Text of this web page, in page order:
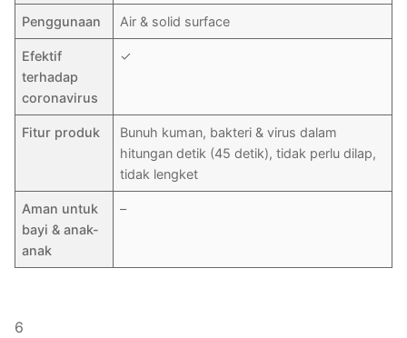
Penggunaan Air & solid surface
Efektif
terhadap
coronavirus
✓
Fitur produk
Bunuh kuman, bakteri & virus dalam
hitungan detik (45 detik), tidak perlu dilap,
tidak lengket
Aman untuk
bayi & anak-
anak
–
6